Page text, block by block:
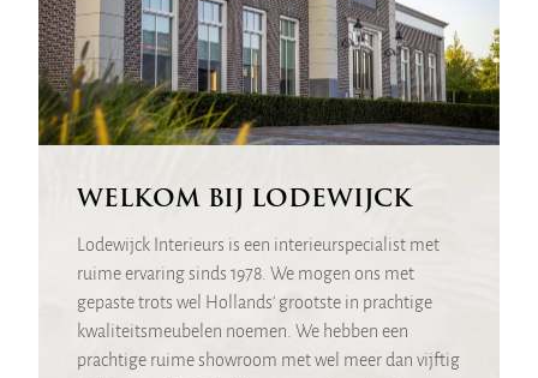
WELKOM BIJ LODEWIJCK
Lodewijck Interieurs is een interieurspecialist met
ruime ervaring sinds 1978. We mogen ons met
gepaste trots wel Hollands' grootste in prachtige
kwaliteitsmeubelen noemen. We hebben een
prachtige ruime showroom met wel meer dan vijftig